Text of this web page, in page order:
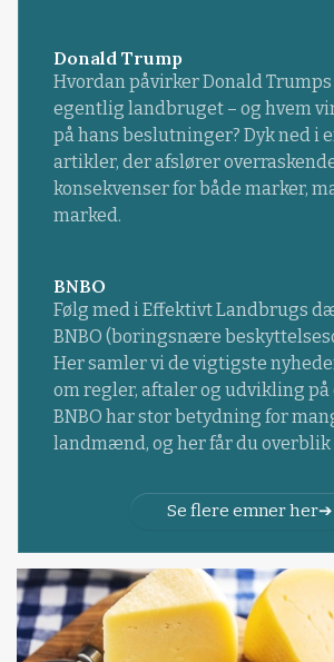
Donald Trump
Hvordan påvirker Donald
egentlig landbruget – og hvem
på hans beslutninger? Dyk ned i
artikler, der afslører
konsekvenser for både marker,
marked.
BNBO
Følg med i Effektivt Landbrugs
BNBO (boringsnære
Her samler vi de vigtigste
om regler, aftaler og udvikling på
BNBO har stor betydning for
landmænd, og her får du overblik
Se flere emner her